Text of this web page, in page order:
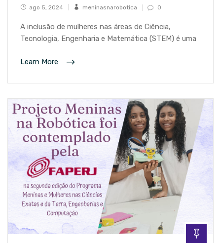
ago 5, 2024 meninasnarobotica 0
A inclusão de mulheres nas áreas de Ciência,
Tecnologia, Engenharia e Matemática (STEM) é uma
Learn More